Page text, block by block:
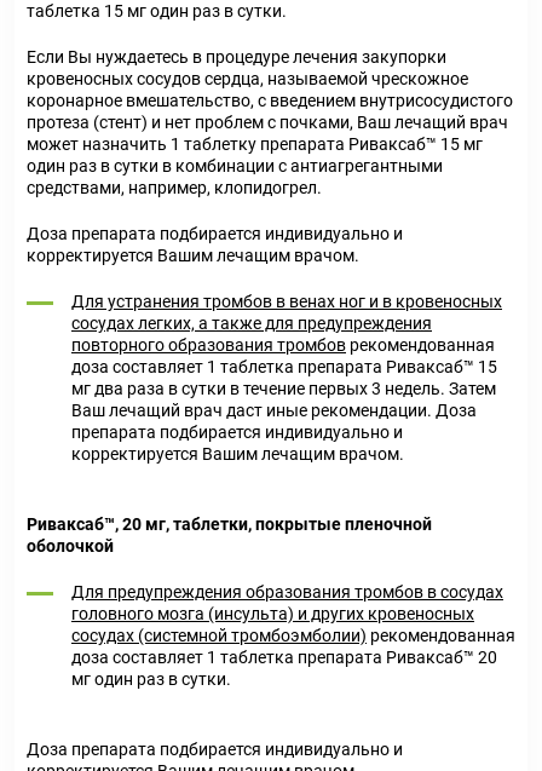
таблетка 15 мг один раз в сутки.
Если Вы нуждаетесь в процедуре лечения закупорки
кровеносных сосудов сердца, называемой чрескожное
коронарное вмешательство, с введением внутрисосудистого
протеза (стент) и нет проблем с почками, Ваш лечащий врач
может назначить 1 таблетку препарата Риваксаб™ 15 мг
один раз в сутки в комбинации с антиагрегантными
средствами, например, клопидогрел.
Доза препарата подбирается индивидуально и
корректируется Вашим лечащим врачом.
Для устранения тромбов в венах ног и в кровеносных
сосудах легких, а также для предупреждения
повторного образования тромбов рекомендованная
доза составляет 1 таблетка препарата Риваксаб™ 15
мг два раза в сутки в течение первых 3 недель. Затем
Ваш лечащий врач даст иные рекомендации. Доза
препарата подбирается индивидуально и
корректируется Вашим лечащим врачом.
Риваксаб™, 20 мг, таблетки, покрытые пленочной
оболочкой
Для предупреждения образования тромбов в сосудах
головного мозга (инсульта) и других кровеносных
сосудах (системной тромбоэмболии) рекомендованная
доза составляет 1 таблетка препарата Риваксаб™ 20
мг один раз в сутки.
Доза препарата подбирается индивидуально и